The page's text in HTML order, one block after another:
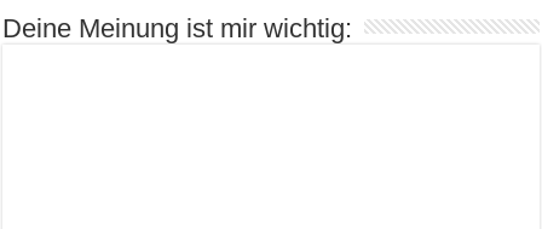
Deine Meinung ist mir wichtig: